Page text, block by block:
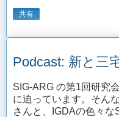
共有
Podcast: 新と三
SIG-ARG の第1回研究
に迫っています。そん
さんと、IGDAの色々な